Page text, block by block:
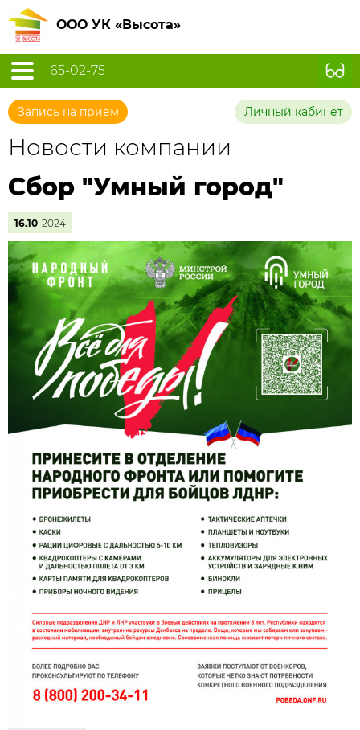
ООО УК «Высота»
65-02-75
Запись на прием Личный кабинет
Новости компании
Сбор "Умный город"
16.10 2024